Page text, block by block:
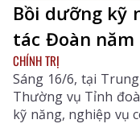
Bồi dưỡng kỹ
tác Đoàn năm
CHÍNH TRỊ
Sáng 16/6, tại
Thường vụ Tỉnh
kỹ năng, nghiệp vụ